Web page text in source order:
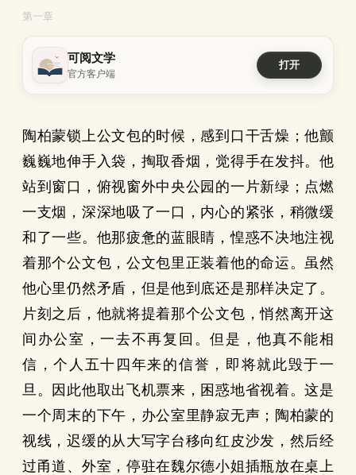
第一章
可阅文学
官方客户端
打开
陶柏蒙锁上公文包的时候，感到口干舌燥；他颤
巍巍地伸手入袋，掏取香烟，觉得手在发抖。他
站到窗口，俯视窗外中央公园的一片新绿；点燃
一支烟，深深地吸了一口，内心的紧张，稍微缓
和了一些。他那疲惫的蓝眼睛，惶惑不决地注视
着那个公文包，公文包里正装着他的命运。虽然
他心里仍然矛盾，但是他到底还是那样决定了。
片刻之后，他就将提着那个公文包，悄然离开这
间办公室，一去不再复回。但是，他真不能相
信，个人五十四年来的信誉，即将就此毁于一
旦。因此他取出飞机票来，困惑地省视着。这是
一个周末的下午，办公室里静寂无声；陶柏蒙的
视线，迟缓的从大写字台移向红皮沙发，然后经
过甬道、外室，停驻在魏尔德小姐插瓶放在桌上